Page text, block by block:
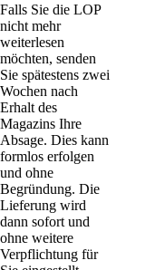
Falls Sie die LOP
nicht mehr
weiterlesen
möchten, senden
Sie spätestens zwei
Wochen nach
Erhalt des
Magazins Ihre
Absage. Dies kann
formlos erfolgen
und ohne
Begründung. Die
Lieferung wird
dann sofort und
ohne weitere
Verpflichtung für